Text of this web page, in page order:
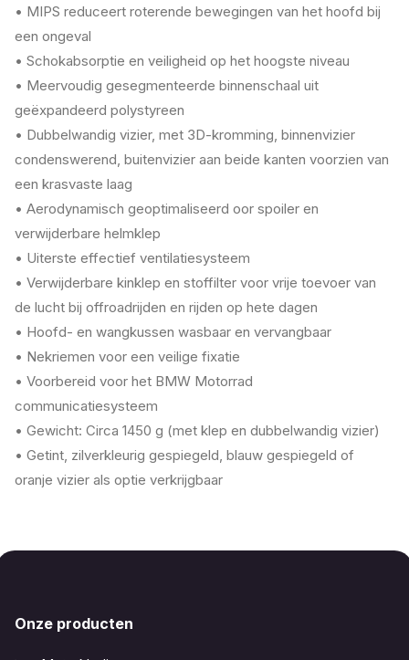
• MIPS reduceert roterende bewegingen van het hoofd bij
een ongeval
• Schokabsorptie en veiligheid op het hoogste niveau
• Meervoudig gesegmenteerde binnenschaal uit
geëxpandeerd polystyreen
• Dubbelwandig vizier, met 3D-kromming, binnenvizier
condenswerend, buitenvizier aan beide kanten voorzien van
een krasvaste laag
• Aerodynamisch geoptimaliseerd oor spoiler en
verwijderbare helmklep
• Uiterste effectief ventilatiesysteem
• Verwijderbare kinklep en stoffilter voor vrije toevoer van
de lucht bij offroadrijden en rijden op hete dagen
• Hoofd- en wangkussen wasbaar en vervangbaar
• Nekriemen voor een veilige fixatie
• Voorbereid voor het BMW Motorrad
communicatiesysteem
• Gewicht: Circa 1450 g (met klep en dubbelwandig vizier)
• Getint, zilverkleurig gespiegeld, blauw gespiegeld of
oranje vizier als optie verkrijgbaar
Onze producten